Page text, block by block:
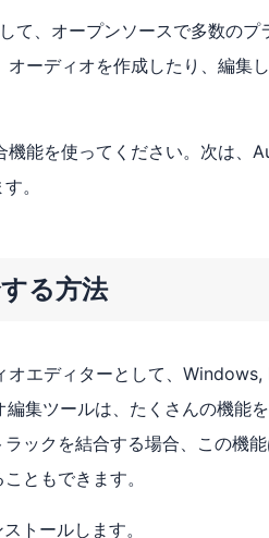
て、オープンソースで多数のプ
ーディオを作成したり、編集
能を使ってください。次は、
。
る方法
エディターとして、Windows,
集ツールは、たくさんの機能
ックを結合する場合、この機
ともできます。
トールします。